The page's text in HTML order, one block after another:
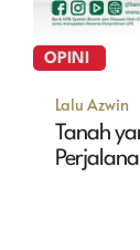
OPINI
Lalu Azwin
Tanah